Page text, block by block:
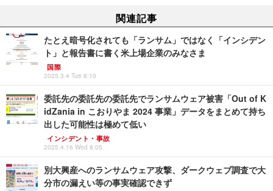
関連記事
たとえ暗号化されても「ランサム」ではなく「インシデン
ト」と報告書に書く米上場企業のみなさま
国際
2025.3.4 Tue 8:10
委託先の委託先の委託先でランサムウェア被害「Out of K
idZania in こおりやま 2024 事業」データをまとめて持ち
出した可能性は極めて低い
インシデント・事故
2025.4.16 Wed 8:05
別大興産へのランサムウェア攻撃、ダークウェブ調査で大
分市の漏えい等の事実確認できず